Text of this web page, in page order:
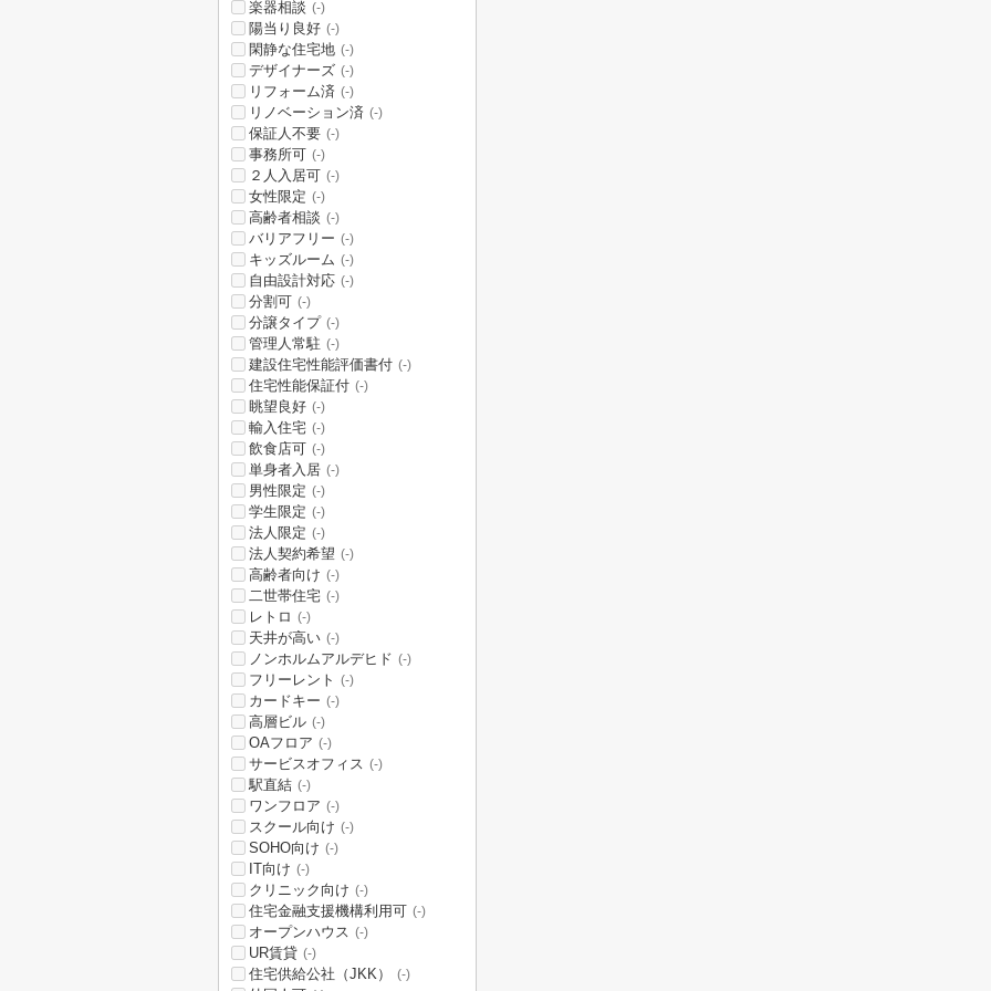
楽器相談 (-)
陽当り良好 (-)
閑静な住宅地 (-)
デザイナーズ (-)
リフォーム済 (-)
リノベーション済 (-)
保証人不要 (-)
事務所可 (-)
２人入居可 (-)
女性限定 (-)
高齢者相談 (-)
バリアフリー (-)
キッズルーム (-)
自由設計対応 (-)
分割可 (-)
分譲タイプ (-)
管理人常駐 (-)
建設住宅性能評価書付 (-)
住宅性能保証付 (-)
眺望良好 (-)
輸入住宅 (-)
飲食店可 (-)
単身者入居 (-)
男性限定 (-)
学生限定 (-)
法人限定 (-)
法人契約希望 (-)
高齢者向け (-)
二世帯住宅 (-)
レトロ (-)
天井が高い (-)
ノンホルムアルデヒド (-)
フリーレント (-)
カードキー (-)
高層ビル (-)
OAフロア (-)
サービスオフィス (-)
駅直結 (-)
ワンフロア (-)
スクール向け (-)
SOHO向け (-)
IT向け (-)
クリニック向け (-)
住宅金融支援機構利用可 (-)
オープンハウス (-)
UR賃貸 (-)
住宅供給公社（JKK） (-)